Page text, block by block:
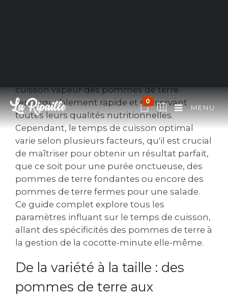
0
MENU
cuisson vapeur des pommes de terre
remarquablement rapide et préservant
toutes leurs qualités nutritionnelles.
Cependant, le temps de cuisson optimal
varie selon plusieurs facteurs, qu'il est crucial
de maîtriser pour obtenir un résultat parfait,
que ce soit pour une purée onctueuse, des
pommes de terre fondantes ou encore des
pommes de terre fermes pour une salade.
Ce guide complet explore tous les
paramètres influant sur le temps de cuisson,
allant des spécificités des pommes de terre à
la gestion de la cocotte-minute elle-même.
De la variété à la taille : des
pommes de terre aux